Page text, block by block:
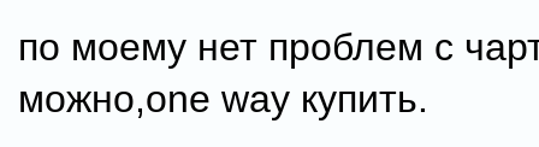
по моему нет проблем с
можно,one way купить.